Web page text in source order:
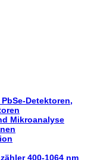
Detektoren,
Mikroanalyse
400-1064 nm